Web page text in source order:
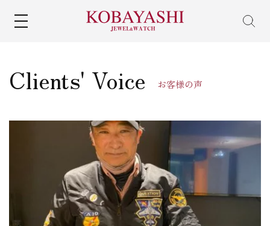
Clients' Voice お客様の声